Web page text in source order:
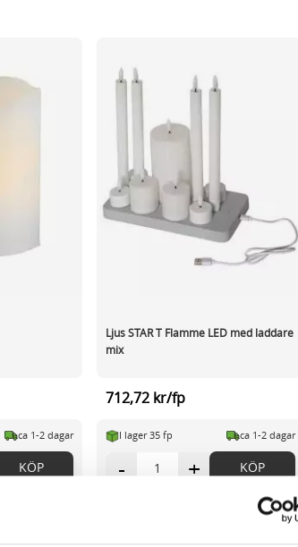
ca 1-2 dagar
KÖP
Ljus STAR T Flamme LED med laddare
mix
712,72 kr/fp
I lager 35 fp ca 1-2 dagar
- + KÖP